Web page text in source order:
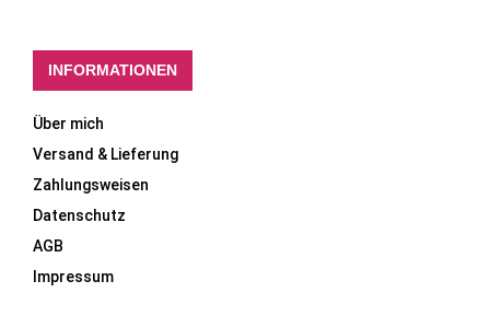
INFORMATIONEN
Über mich
Versand & Lieferung
Zahlungsweisen
Datenschutz
AGB
Impressum